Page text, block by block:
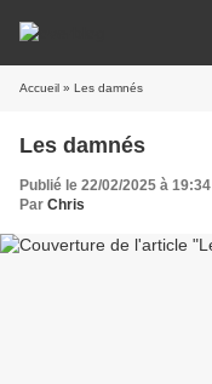
Accueil » Les damnés
Les damnés
Publié le 22/02/2025 à 19:34
Par Chris